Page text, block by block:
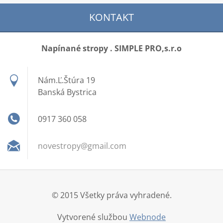
KONTAKT
Napínané stropy . SIMPLE PRO,s.r.o
Nám.Ľ.Štúra 19
Banská Bystrica
0917 360 058
novestropy@gmail.com
© 2015 Všetky práva vyhradené.
Vytvorené službou Webnode